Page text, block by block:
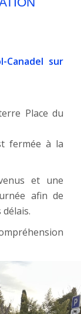
sur
Place du
fermée à la
et une
afin de